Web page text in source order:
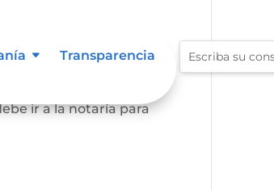
Transparencia
de la deuda al
ir a la notaría para